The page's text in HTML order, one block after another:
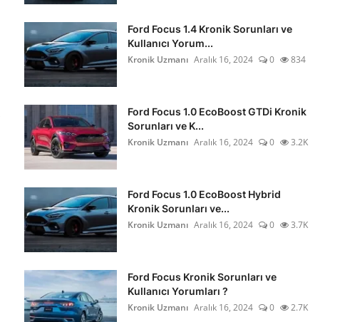
Ford Focus 1.4 Kronik Sorunları ve
Kullanıcı Yorum...
Kronik Uzmanı Aralık 16, 2024 0 834
Ford Focus 1.0 EcoBoost GTDi Kronik
Sorunları ve K...
Kronik Uzmanı Aralık 16, 2024 0 3.2K
Ford Focus 1.0 EcoBoost Hybrid
Kronik Sorunları ve...
Kronik Uzmanı Aralık 16, 2024 0 3.7K
Ford Focus Kronik Sorunları ve
Kullanıcı Yorumları ?
Kronik Uzmanı Aralık 16, 2024 0 2.7K